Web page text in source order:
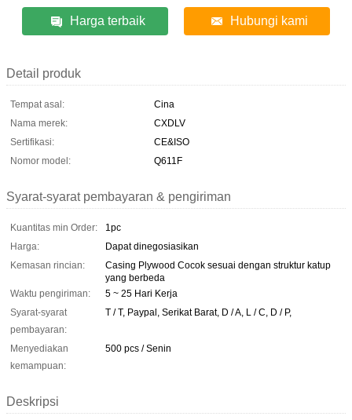
Harga terbaik Hubungi kami
Detail produk
Tempat asal:
Cina
Nama merek:
CXDLV
Sertifikasi:
CE&ISO
Nomor model:
Q611F
Syarat-syarat pembayaran & pengiriman
Kuantitas min Order:
1pc
Harga:
Dapat dinegosiasikan
Kemasan rincian:
Casing Plywood Cocok sesuai dengan struktur katup
yang berbeda
Waktu pengiriman:
5 ~ 25 Hari Kerja
Syarat-syarat
pembayaran:
T / T, Paypal, Serikat Barat, D / A, L / C, D / P,
Menyediakan
kemampuan:
500 pcs / Senin
Deskripsi